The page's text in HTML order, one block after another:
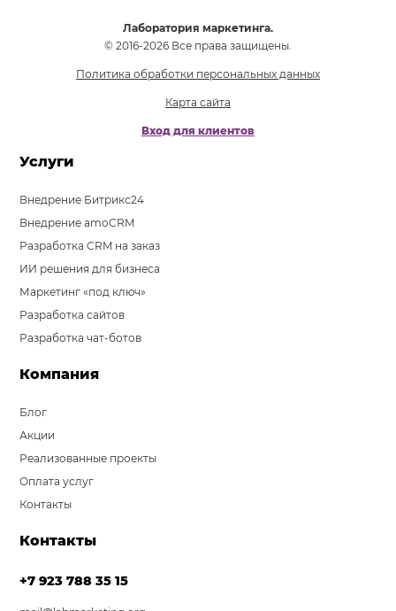
Лаборатория маркетинга.
© 2016-2026 Все права защищены.
Политика обработки персональных данных
Карта сайта
Вход для клиентов
Услуги
Внедрение Битрикс24
Внедрение amoCRM
Разработка CRM на заказ
ИИ решения для бизнеса
Маркетинг «под ключ»
Разработка сайтов
Разработка чат-ботов
Компания
Блог
Акции
Реализованные проекты
Оплата услуг
Контакты
Контакты
+7 923 788 35 15